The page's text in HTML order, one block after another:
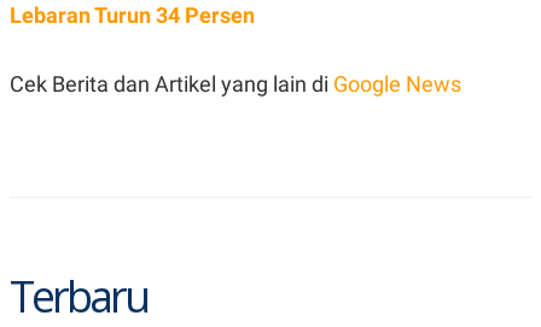
O
A
N
I
U
S
O
N
R
E
S
Lebaran Turun 34 Persen
Cek Berita dan Artikel yang lain di Google News
Terbaru